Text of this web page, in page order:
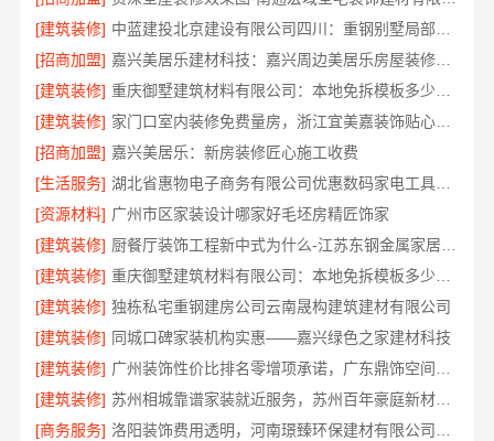
[建筑装修]
[招商加盟]
嘉兴美居乐建材科技：嘉兴周边美居乐房屋装修联系电话
[建筑装修]
[建筑装修]
家门口室内装修免费量房，浙江宜美嘉装饰贴心服务
[招商加盟] 嘉兴美居乐：新房装修匠心施工收费
[生活服务]
湖北省惠物电子商务有限公司优惠数码家电工具价格
[资源材料] 广州市区家装设计哪家好毛坯房精匠饰家
[建筑装修]
[建筑装修]
[建筑装修] 独栋私宅重钢建房公司云南晟构建筑建材有限公司
[建筑装修] 同城口碑家装机构实惠——嘉兴绿色之家建材科技
[建筑装修]
[建筑装修]
苏州相城靠谱家装就近服务，苏州百年豪庭新材料有限公司快速响应
[商务服务]